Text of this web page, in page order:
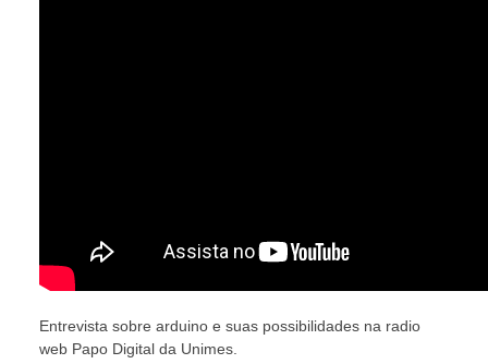
Entrevista sobre arduino e suas possibilidades na radio
web Papo Digital da Unimes.